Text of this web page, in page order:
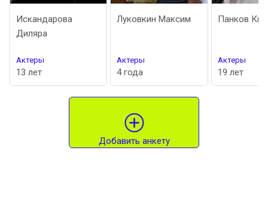
Искандарова
Диляра
Актеры
13 лет
Луковкин Максим
Актеры
4 года
Панков
Актеры
19 лет
Добавить анкету